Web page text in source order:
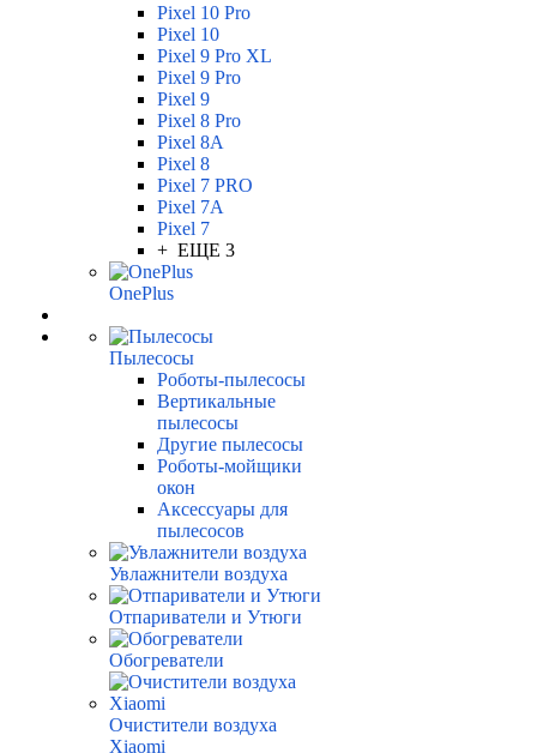
Pixel 10 Pro
Pixel 10
Pixel 9 Pro XL
Pixel 9 Pro
Pixel 9
Pixel 8 Pro
Pixel 8A
Pixel 8
Pixel 7 PRO
Pixel 7A
Pixel 7
+ ЕЩЕ 3
OnePlus
Пылесосы
Роботы-пылесосы
Вертикальные
пылесосы
Другие пылесосы
Роботы-мойщики
окон
Аксессуары для
пылесосов
Увлажнители воздуха
Отпариватели и Утюги
Обогреватели
Очистители воздуха
Xiaomi